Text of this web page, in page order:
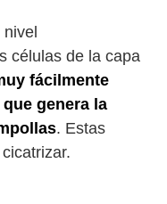
nivel
células de la capa
fácilmente
genera la
. Estas